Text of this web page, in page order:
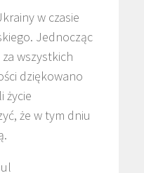
w czasie
Jednocząc
wszystkich
dziękowano
życie
że w tym dniu